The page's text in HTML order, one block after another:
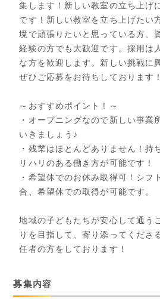
集します！新しい教室の立ち上げ
です！新しい教室を立ち上げたい
境で頑張りたいと思っている方、
経験の方でも大歓迎です。採用は
な方を歓迎します。新しい挑戦に
ぜひご応募をお待ちしております！
～おすすめポイント！～
・オープニングなので新しい事業
いきましょう♪
・残業はほとんどありません！持
リハリのある働き方が可能です！
・希望休でのお休み取得可！シフ
合、希望休での取得が可能です。
地域の子どもたちが安心して通う
りを目指して、寄り添ってくださ
任者の方をしております！
募集内容